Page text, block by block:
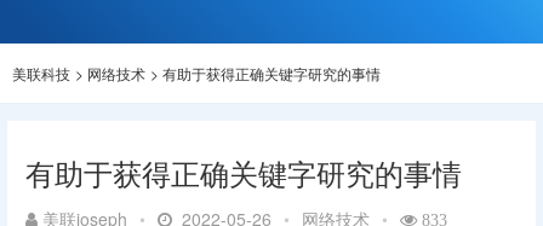
美联科技 > 网络技术 > 有助于获得正确关键字研究的事情
有助于获得正确关键字研究的事情
美联joseph • 2022-05-26 • 网络技术 • 833